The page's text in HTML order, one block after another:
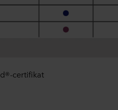
certifikat